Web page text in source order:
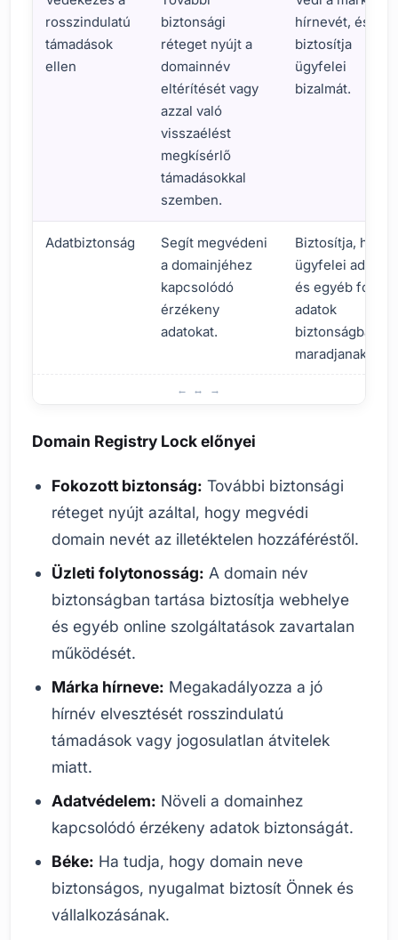
rosszindulatú
támadások
ellen
biztonsági
réteget nyújt a
domainnév
eltérítését vagy
azzal való
visszaélést
megkísérlő
támadásokkal
szemben.
hírnevét, és
biztosítja
ügyfelei
bizalmát.
Adatbiztonság
Segít megvédeni
a domainjéhez
kapcsolódó
érzékeny
adatokat.
Biztosítja, hogy
ügyfelei adatai
és egyéb fontos
adatok
biztonságban
maradjanak.
Domain Registry Lock előnyei
Fokozott biztonság: További biztonsági
réteget nyújt azáltal, hogy megvédi
domain nevét az illetéktelen hozzáféréstől.
Üzleti folytonosság: A domain név
biztonságban tartása biztosítja webhelye
és egyéb online szolgáltatások zavartalan
működését.
Márka hírneve: Megakadályozza a jó
hírnév elvesztését rosszindulatú
támadások vagy jogosulatlan átvitelek
miatt.
Adatvédelem: Növeli a domainhez
kapcsolódó érzékeny adatok biztonságát.
Béke: Ha tudja, hogy domain neve
biztonságos, nyugalmat biztosít Önnek és
vállalkozásának.